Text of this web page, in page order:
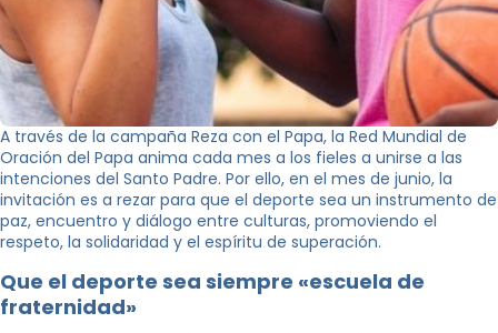
A través de la campaña Reza con el Papa, la Red Mundial de
Oración del Papa anima cada mes a los fieles a unirse a las
intenciones del Santo Padre. Por ello, en el mes de junio, la
invitación es a rezar para que el deporte sea un instrumento de
paz, encuentro y diálogo entre culturas, promoviendo el
respeto, la solidaridad y el espíritu de superación.
Que el deporte sea siempre «escuela de
fraternidad»